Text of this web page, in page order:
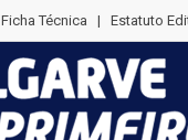
Ficha Técnica | Estatuto